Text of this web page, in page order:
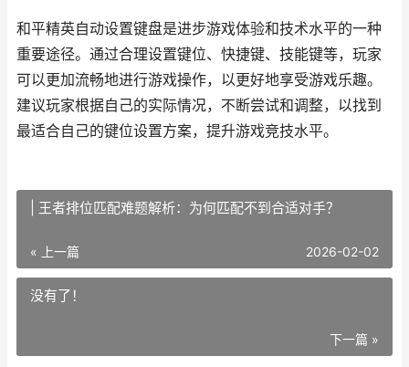
和平精英自动设置键盘是进步游戏体验和技术水平的一种
重要途径。通过合理设置键位、快捷键、技能键等，玩家
可以更加流畅地进行游戏操作，以更好地享受游戏乐趣。
建议玩家根据自己的实际情况，不断尝试和调整，以找到
最适合自己的键位设置方案，提升游戏竞技水平。
| 王者排位匹配难题解析：为何匹配不到合适对手？
« 上一篇 2026-02-02
没有了！
下一篇 »